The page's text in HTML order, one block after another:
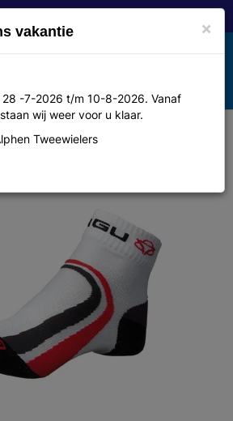
normaal rood
×
vakantie
28 -7-2026 t/m 10-8-2026. Vanaf
wij weer voor u klaar.
Tweewielers